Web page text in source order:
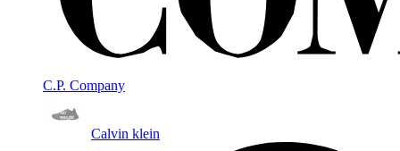
C.P. Company
Calvin klein